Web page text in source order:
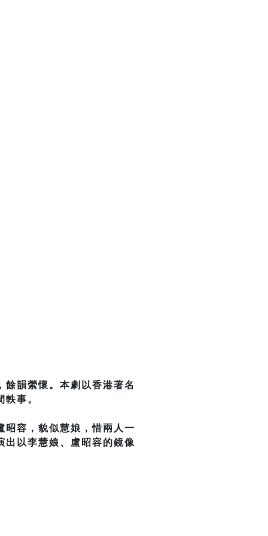
餘韻縈懷。本劇以香港著名
事。
昭容，貌似慧娘，惜兩人一
以李慧娘、盧昭容的鏡像